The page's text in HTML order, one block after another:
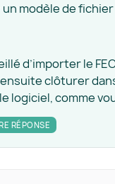
un modèle de
d’importer le
clôturer
logiciel, comme
RÉPONSE